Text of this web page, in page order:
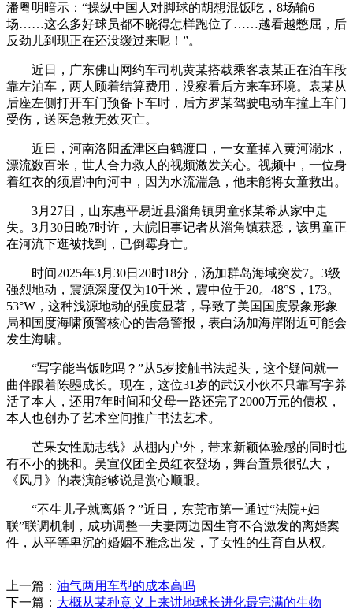
潘粤明暗示：“操纵中国人对脚球的胡想混饭吃，8场输6
场……这么多好球员都不晓得怎样跑位了……越看越憋屈，后
反劲儿到现正在还没缓过来呢！”。
近日，广东佛山网约车司机黄某搭载乘客袁某正在泊车段
靠左泊车，两人顾着结算费用，没察看后方来车环境。袁某从
后座左侧打开车门预备下车时，后方罗某驾驶电动车撞上车门
受伤，送医急救无效灭亡。
近日，河南洛阳孟津区白鹤渡口，一女童掉入黄河溺水，
漂流数百米，世人合力救人的视频激发关心。视频中，一位身
着红衣的须眉冲向河中，因为水流湍急，他未能将女童救出。
3月27日，山东惠平易近县淄角镇男童张某希从家中走
失。3月30日晚7时许，大皖旧事记者从淄角镇获悉，该男童正
在河流下逛被找到，已倒霉身亡。
时间2025年3月30日20时18分，汤加群岛海域突发7。3级
强烈地动，震源深度仅为10千米，震中位于20。48°S，173。
53°W，这种浅源地动的强度显著，导致了美国国度景象形象
局和国度海啸预警核心的告急警报，表白汤加海岸附近可能会
发生海啸。
“写字能当饭吃吗？”从5岁接触书法起头，这个疑问就一
曲伴跟着陈曌成长。现在，这位31岁的武汉小伙不只靠写字养
活了本人，还用7年时间和父母一路还完了2000万元的债权，
本人也创办了艺术空间推广书法艺术。
芒果女性励志线》从棚内户外，带来新颖体验感的同时也
有不小的挑和。吴宣仪团全员红衣登场，舞台置景很弘大，
《风月》的表演能够说是赏心顺眼。
“不生儿子就离婚？”近日，东莞市第一通过“法院+妇
联”联调机制，成功调整一夫妻两边因生育不合激发的离婚案
件，从平等卑沉的婚姻不雅念出发，了女性的生育自从权。
上一篇： 油气两用车型的成本高吗
下一篇： 大概从某种意义上来讲地球长进化最完满的生物